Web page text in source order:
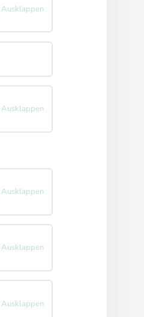
Ausklappen
Ausklappen
Ausklappen
Ausklappen
Ausklappen